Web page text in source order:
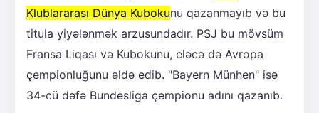
Klublararası Dünya Kubokunu qazanmayıb və bu
titula yiyələnmək arzusundadır. PSJ bu mövsüm
Fransa Liqası və Kubokunu, eləcə də Avropa
çempionluğunu əldə edib. "Bayern Münhen" isə
34-cü dəfə Bundesliga çempionu adını qazanıb.